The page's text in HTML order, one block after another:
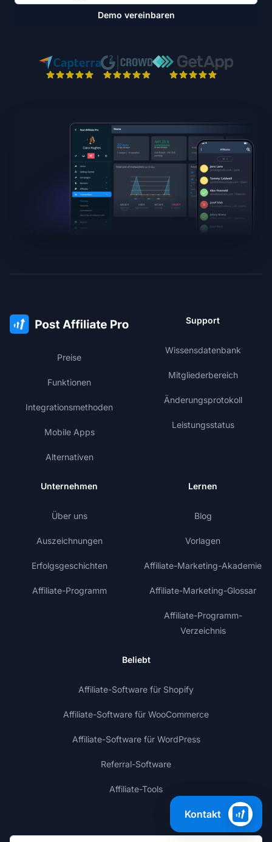
Demo vereinbaren
Preise
Funktionen
Integrationsmethoden
Mobile Apps
Alternativen
Support
Wissensdatenbank
Mitgliederbereich
Änderungsprotokoll
Leistungsstatus
Unternehmen
Über uns
Auszeichnungen
Erfolgsgeschichten
Affiliate-Programm
Lernen
Blog
Vorlagen
Affiliate-Marketing-Akademie
Affiliate-Marketing-Glossar
Affiliate-Programm-
Verzeichnis
Beliebt
Affiliate-Software für Shopify
Affiliate-Software für WooCommerce
Affiliate-Software für WordPress
Referral-Software
Affiliate-Tools
Kontakt